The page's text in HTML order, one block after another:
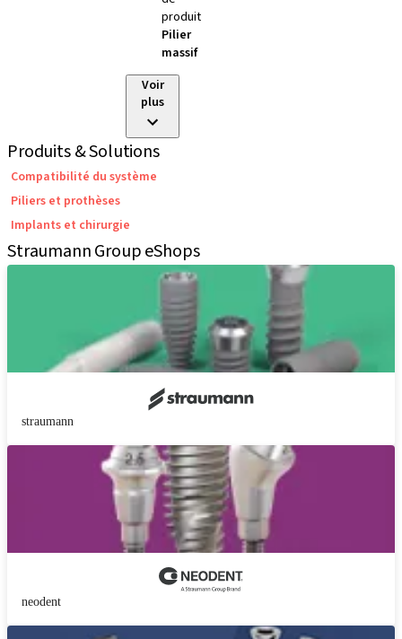
produit
Pilier
massif
Voir
plus
Produits & Solutions
Compatibilité du système
Piliers et prothèses
Implants et chirurgie
Straumann Group eShops
straumann
neodent